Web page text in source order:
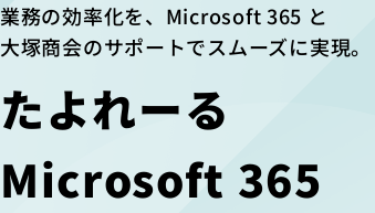
業務の効率化を、Microsoft 365 と
大塚商会のサポートでスムーズに実現。
たよれーる
Microsoft 365